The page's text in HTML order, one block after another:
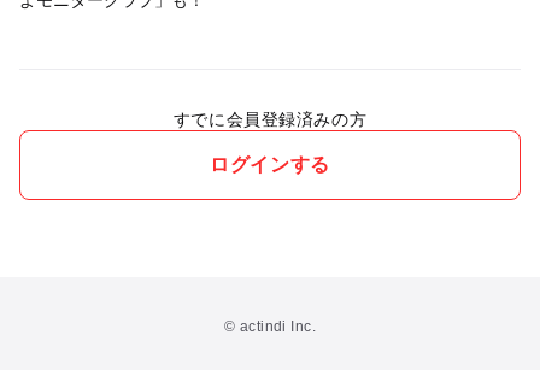
すでに会員登録済みの方
ログインする
© actindi Inc.